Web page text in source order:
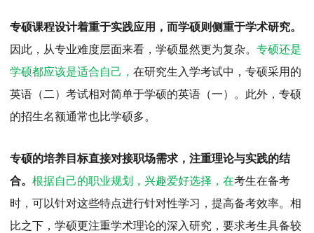
MTA旅游管理
院校库 考试报名 招生政策 学制学费
报名流程
考试真题
报考经验 招生简章
专硕课程设计着重于实践应用，而学硕则侧重于学术研究。
因此，从专业难度层面来看，学硕显然更为复杂。专硕还是
学硕都应该是适合自己，在研究生入学考试中，专硕采用的
英语（二）考试相对简单于学硕的英语（一）。此外，专硕
的招生名额通常也比学硕多。
专硕的培养目标直接对接职场需求，注重理论与实践的结
合。根据自己的职业规划，兴趣爱好选择，在考生在备考
时，可以针对这些特点进行针对性学习，提高备考效率。相
比之下，学硕更注重学术理论的深入研究，要求考生具备较